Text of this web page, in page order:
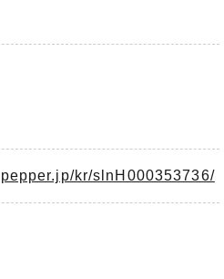
kr/slnH000353736/